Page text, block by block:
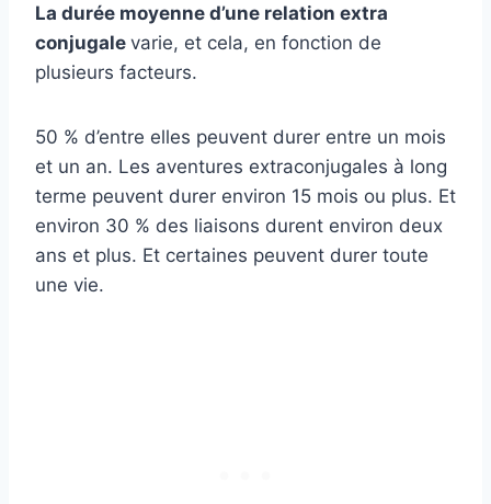
La durée moyenne d’une relation extra
conjugale varie, et cela, en fonction de
plusieurs facteurs.
50 % d’entre elles peuvent durer entre un mois
et un an. Les aventures extraconjugales à long
terme peuvent durer environ 15 mois ou plus. Et
environ 30 % des liaisons durent environ deux
ans et plus. Et certaines peuvent durer toute
une vie.